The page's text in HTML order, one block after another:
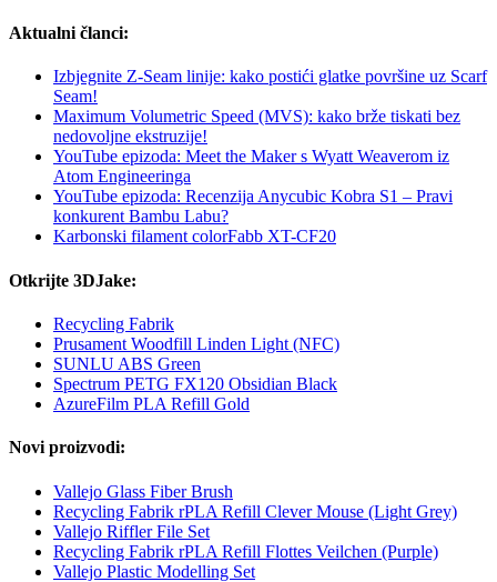
Aktualni članci:
Izbjegnite Z-Seam linije: kako postići glatke površine uz Scarf
Seam!
Maximum Volumetric Speed (MVS): kako brže tiskati bez
nedovoljne ekstruzije!
YouTube epizoda: Meet the Maker s Wyatt Weaverom iz
Atom Engineeringa
YouTube epizoda: Recenzija Anycubic Kobra S1 – Pravi
konkurent Bambu Labu?
Karbonski filament colorFabb XT-CF20
Otkrijte 3DJake:
Recycling Fabrik
Prusament Woodfill Linden Light (NFC)
SUNLU ABS Green
Spectrum PETG FX120 Obsidian Black
AzureFilm PLA Refill Gold
Novi proizvodi:
Vallejo Glass Fiber Brush
Recycling Fabrik rPLA Refill Clever Mouse (Light Grey)
Vallejo Riffler File Set
Recycling Fabrik rPLA Refill Flottes Veilchen (Purple)
Vallejo Plastic Modelling Set